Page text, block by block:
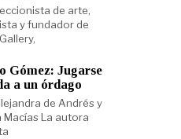
de arte,
y fundador de
Gómez: Jugarse
a un órdago
de Andrés y
Macías La autora